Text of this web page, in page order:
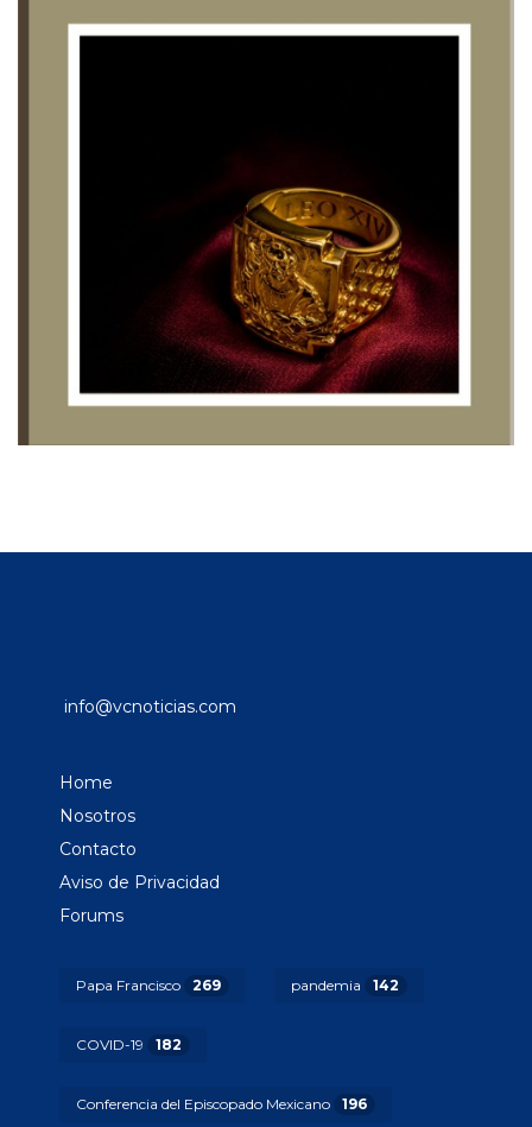
info@vcnoticias.com
Home
Nosotros
Contacto
Aviso de Privacidad
Forums
Papa Francisco 269 pandemia 142
COVID-19 182
Conferencia del Episcopado Mexicano 196